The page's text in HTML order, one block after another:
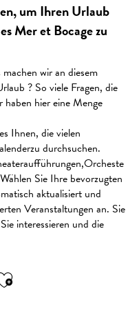
um Ihren Urlaub
Mer et Bocage zu
wir an diesem
? So viele Fragen, die
hier eine Menge
Ihnen, die vielen
durchsuchen.
Sie Ihre bevorzugten
aktualisiert und
Veranstaltungen an. Sie
interessieren und die
aux